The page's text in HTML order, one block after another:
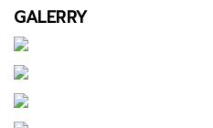
LOGIN
GALERRY